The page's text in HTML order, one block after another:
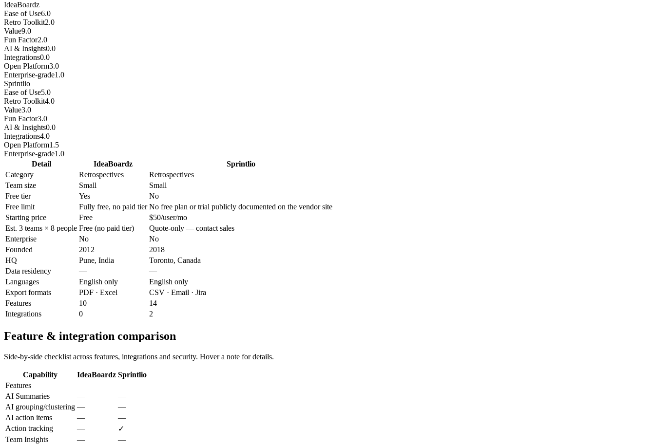
IdeaBoardz
Ease of Use6.0
Retro Toolkit2.0
Value9.0
Fun Factor2.0
AI & Insights0.0
Integrations0.0
Open Platform3.0
Enterprise-grade1.0
Sprintlio
Ease of Use5.0
Retro Toolkit4.0
Value3.0
Fun Factor3.0
AI & Insights0.0
Integrations4.0
Open Platform1.5
Enterprise-grade1.0
Detail
IdeaBoardz
Sprintlio
Category
Retrospectives
Retrospectives
Team size
Small
Small
Free tier
Yes
No
Free limit
Fully free, no paid tier No free plan or trial publicly documented on the vendor site
Starting price
Free
$50/user/mo
Est. 3 teams × 8 people Free (no paid tier)
Quote-only — contact sales
Enterprise
No
No
Founded
2012
2018
HQ
Pune, India
Toronto, Canada
Data residency
—
—
Languages
English only
English only
Export formats
PDF · Excel
CSV · Email · Jira
Features
10
14
Integrations
0 2
Feature & integration comparison
Side-by-side checklist across features, integrations and security. Hover a note for details.
Capability IdeaBoardz Sprintlio
Features
AI Summaries
—
—
AI grouping/clustering —
—
AI action items
—
—
Action tracking
—
✓
Team Insights
—
—